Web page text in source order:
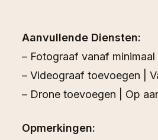
Aanvullende Diensten:
– Fotograaf vanaf
– Videograaf toevoegen |
– Drone toevoegen | Op
Opmerkingen: